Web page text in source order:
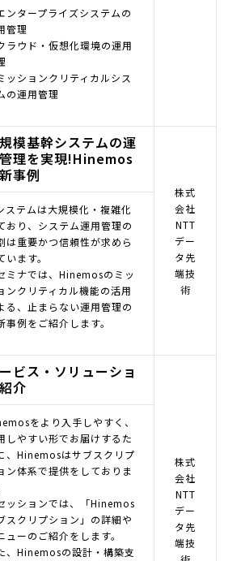
ンタープライズシステムの
管理
ラウド・仮想化環境の運用
ッションクリティカルシス
の運用管理
模基幹システムの運
理を実現!Hinemos
事例
株式
会社
NTT
デー
タ先
端技
術
ステムは大規模化・複雑化
おり、システム運用管理の
は重要かつ信頼性が求めら
います。
ミナでは、Hinemosのミッ
ンクリティカル機能の活用
る、止まらない運用管理の
事例をご紹介します。
ビス・ソリューショ
介
株式
会社
NTT
デー
タ先
端技
をより入手しやすく、
しやすい形でお届けするた
、Hinemosはサブスクリプ
ン体系で提供をしておりま
ッションでは、「Hinemos
スクリプション」の詳細や
ューのご紹介をします。
、Hinemosの設計・構築支